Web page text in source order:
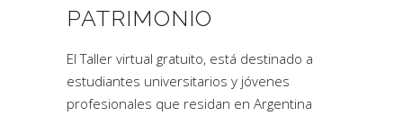
PATRIMONIO
El Taller virtual gratuito, está destinado a
estudiantes universitarios y jóvenes
profesionales que residan en Argentina